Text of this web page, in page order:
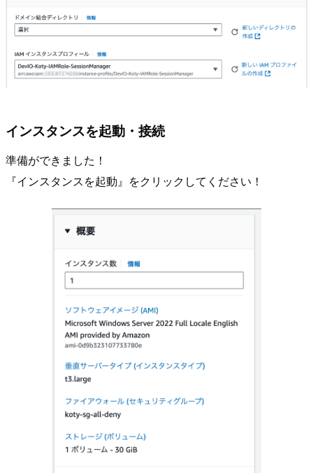
インスタンスを起動・接続
準備ができました！
『インスタンスを起動』をクリックしてください！